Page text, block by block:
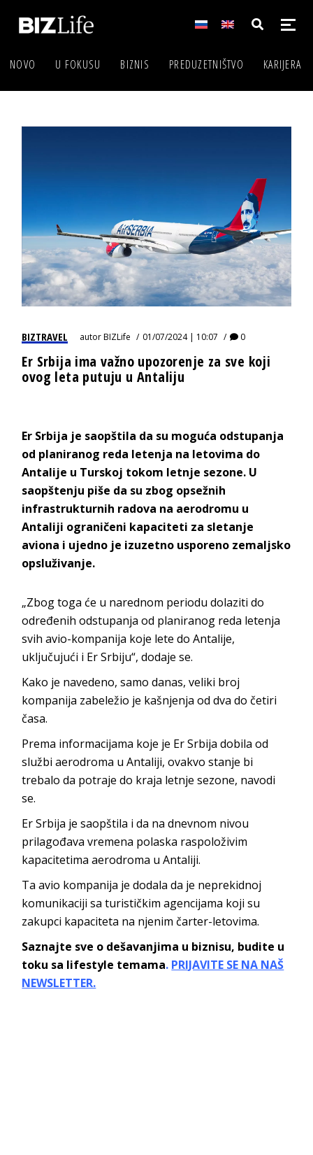
NOVO U FOKUSU BIZNIS PREDUZETNIŠTVO KARIJERA
BIZTRAVEL autorBIZLife 01/07/2024 | 10:07 0
Er Srbija ima važno upozorenje za sve koji
ovog leta putuju u Antaliju
Er Srbija je saopštila da su moguća odstupanja
od planiranog reda letenja na letovima do
Antalije u Turskoj tokom letnje sezone. U
saopštenju piše da su zbog opsežnih
infrastrukturnih radova na aerodromu u
Antaliji ograničeni kapaciteti za sletanje
aviona i ujedno je izuzetno usporeno zemaljsko
opsluživanje.
„Zbog toga će u narednom periodu dolaziti do
određenih odstupanja od planiranog reda letenja
svih avio-kompanija koje lete do Antalije,
uključujući i Er Srbiju“, dodaje se.
Kako je navedeno, samo danas, veliki broj
kompanija zabeležio je kašnjenja od dva do četiri
časa.
Prema informacijama koje je Er Srbija dobila od
službi aerodroma u Antaliji, ovakvo stanje bi
trebalo da potraje do kraja letnje sezone, navodi
se.
Er Srbija je saopštila i da na dnevnom nivou
prilagođava vremena polaska raspoloživim
kapacitetima aerodroma u Antaliji.
Ta avio kompanija je dodala da je neprekidnoj
komunikaciji sa turističkim agencijama koji su
zakupci kapaciteta na njenim čarter-letovima.
Saznajte sve o dešavanjima u biznisu, budite u
toku sa lifestyle temama. PRIJAVITE SE NA NAŠ
NEWSLETTER.